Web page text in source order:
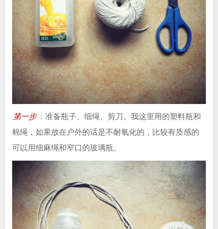
第一步 ：准备瓶子、细绳、剪刀。我这里用的塑料瓶和
棉绳，如果放在户外的话是不耐氧化的，比较有质感的
可以用细麻绳和窄口的玻璃瓶。